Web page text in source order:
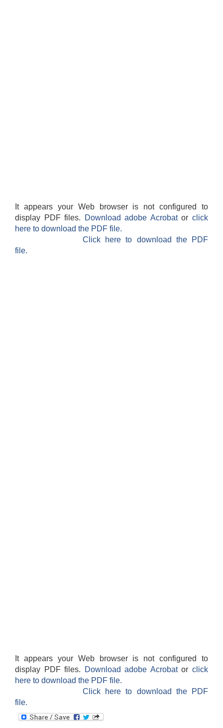
It appears your Web browser is not configured to
display PDF files.
Download adobe Acrobatorclick
here to download the PDF file.
Click here to download the PDF
file.
It appears your Web browser is not configured to
display PDF files.
Download adobe Acrobatorclick
here to download the PDF file.
Click here to download the PDF
file.